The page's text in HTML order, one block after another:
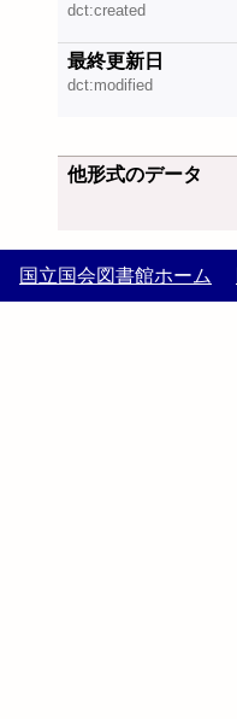
dct:created
最終更新日
dct:modified
他形式のデータ
国立国会図書館ホーム